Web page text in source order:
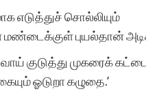
எடுத்துச் சொல்லியும்
மண்டைக்குள் புயல்தான்
வாய் குடுத்து முகரைக்
ஓடுறா கழுதை.’